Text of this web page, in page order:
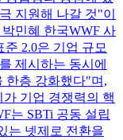
지원해 나갈 것"이
민혜 한국WWF 사
2.0은 기업 규모
제시하는 동시에
한층 강화했다"며,
기업 경쟁력의 핵
는 SBTi 공동 설립
는 넷제로 전환을